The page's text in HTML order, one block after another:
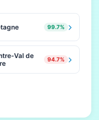
99.7%
Val de
94.7%